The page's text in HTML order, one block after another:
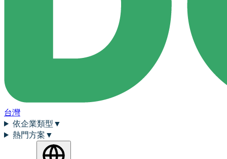
台灣
依企業類型 ▼
熱門方案 ▼